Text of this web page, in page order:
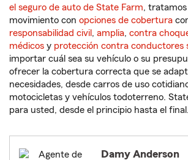
el seguro de auto de State Farm,
movimiento con opciones de cobertura
responsabilidad civil , amplia, contra
médicos y protección contra conductores
importar cuál sea su vehículo o su
ofrecer la cobertura correcta que se
necesidades, desde carros de uso
motocicletas y vehículos todoterreno.
para usted, desde el principio hasta el final.
Damy Anderson